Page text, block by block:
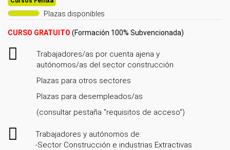
Plazas disponibles
CURSO GRATUITO (Formación 100% Subvencionada)
Trabajadores/as por cuenta ajena y
autónomos/as del sector construcción
Plazas para otros sectores
Plazas para desempleados/as
(consultar pestaña "requisitos de acceso")
Trabajadores y autónomos de:
-Sector Construcción e industrias Extractivas